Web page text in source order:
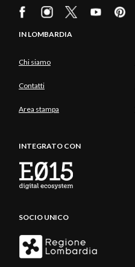
IN LOMBARDIA
Chi siamo
Contatti
Area stampa
INTEGRATO CON
SOCIO UNICO